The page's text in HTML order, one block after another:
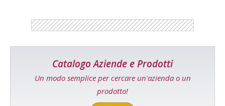
Catalogo Aziende e Prodotti
Un modo semplice per cercare un'azienda o un
prodotto!